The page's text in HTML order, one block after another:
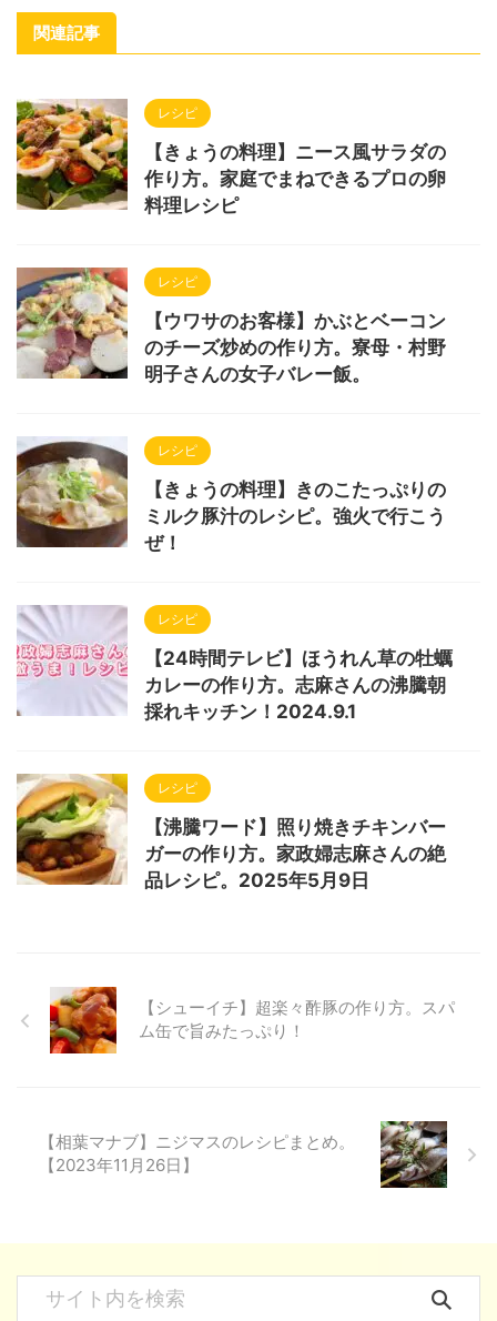
関連記事
レシピ
【きょうの料理】ニース風サラダの
作り方。家庭でまねできるプロの卵
料理レシピ
レシピ
【ウワサのお客様】かぶとベーコン
のチーズ炒めの作り方。寮母・村野
明子さんの女子バレー飯。
レシピ
【きょうの料理】きのこたっぷりの
ミルク豚汁のレシピ。強火で行こう
ぜ！
レシピ
【24時間テレビ】ほうれん草の牡蠣
カレーの作り方。志麻さんの沸騰朝
採れキッチン！2024.9.1
レシピ
【沸騰ワード】照り焼きチキンバー
ガーの作り方。家政婦志麻さんの絶
品レシピ。2025年5月9日
【シューイチ】超楽々酢豚の作り方。スパ
ム缶で旨みたっぷり！
【相葉マナブ】ニジマスのレシピまとめ。
【2023年11月26日】